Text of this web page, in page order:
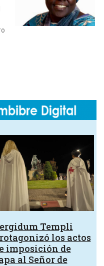
Templi
los actos
imposición de
al Señor de